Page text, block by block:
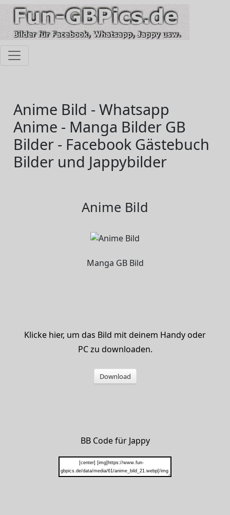
Anime Bild - Whatsapp
Anime - Manga Bilder GB
Bilder - Facebook Gästebuch
Bilder und Jappybilder
Anime Bild
Manga GB Bild
Klicke hier, um das Bild mit deinem Handy oder
PC zu downloaden.
Download
BB Code für Jappy